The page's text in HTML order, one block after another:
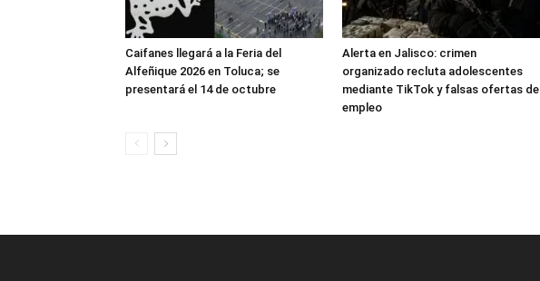
Caifanes llegará a la Feria del
Alfeñique 2026 en Toluca; se
presentará el 14 de octubre
Alerta en Jalisco: crimen
organizado recluta adolescentes
mediante TikTok y falsas ofertas de
empleo